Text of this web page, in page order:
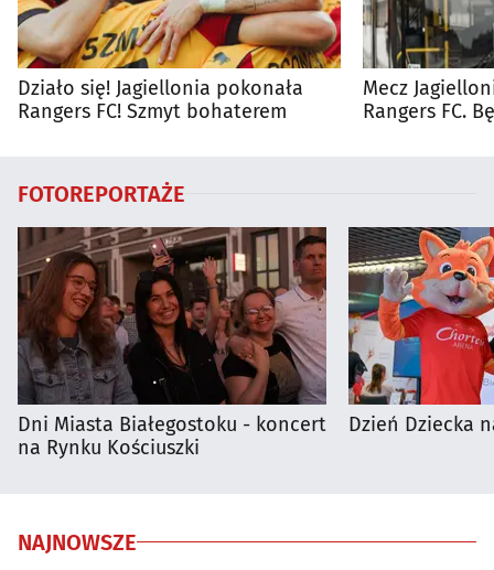
Działo się! Jagiellonia pokonała
Rangers FC! Szmyt bohaterem
Mecz
Rangers FC.
FOTOREPORTAŻE
Dni Miasta Białegostoku - koncert
na Rynku Kościuszki
Dzień Dziecka
NAJNOWSZE